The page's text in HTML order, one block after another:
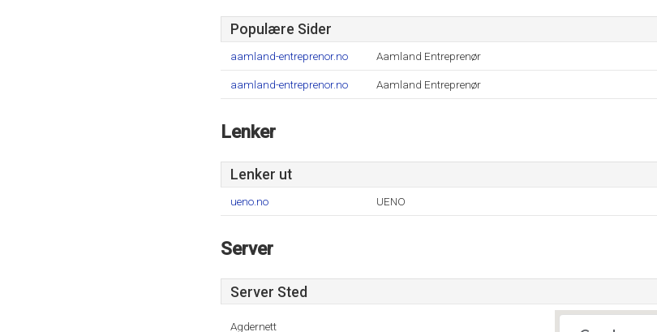
Populære Sider
aamland-entreprenor.no Aamland Entreprenør
aamland-entreprenor.no Aamland Entreprenør
Lenker
Lenker ut
ueno.no UENO
Server
Server Sted
Agdernett